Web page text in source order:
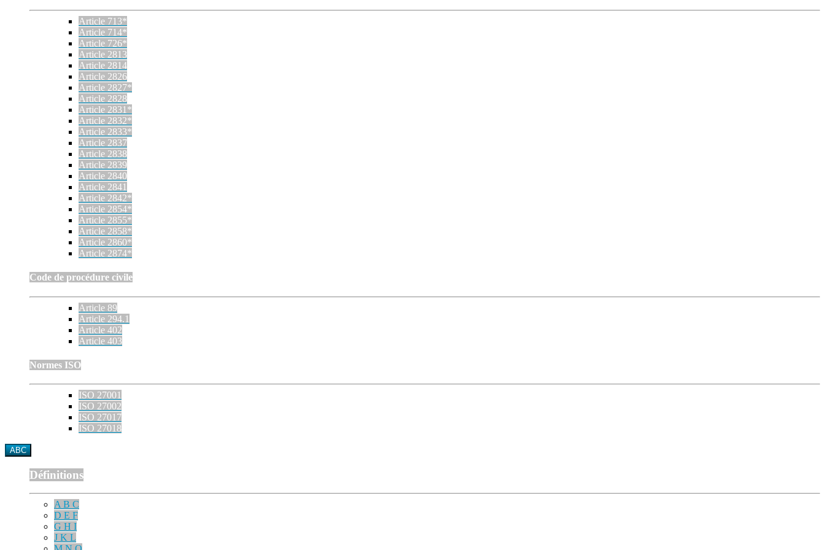
Article 713*
Article 714*
Article 726*
Article 2813
Article 2814
Article 2826
Article 2827*
Article 2828
Article 2831*
Article 2832*
Article 2833*
Article 2837
Article 2838
Article 2839
Article 2840
Article 2841
Article 2842*
Article 2854*
Article 2855*
Article 2858*
Article 2860*
Article 2874*
Code de procédure civile
Article 89
Article 294.1
Article 402
Article 403
Normes ISO
ISO 27001
ISO 27002
ISO 27017
ISO 27018
ABC
Définitions
A B C
D E F
G H I
J K L